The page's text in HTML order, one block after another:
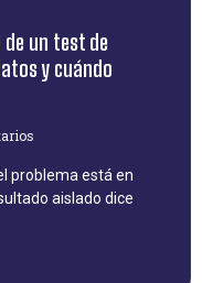
un test de
y cuándo
problema está en
aislado dice